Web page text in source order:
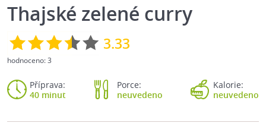
Thajské zelené curry
3.33
hodnoceno:3
Příprava:
40 minut
Porce:
neuvedeno
Kalorie:
neuvedeno